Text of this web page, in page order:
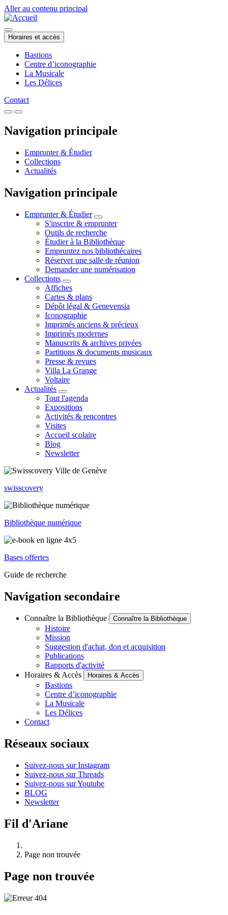
Aller au contenu principal
Horaires et accès
Bastions
Centre d’iconographie
La Musicale
Les Délices
Contact
Navigation principale
Emprunter & Étudier
Collections
Actualités
Navigation principale
Emprunter & Étudier
S'inscrire & emprunter
Outils de recherche
Étudier à la Bibliothèque
Empruntez nos bibliothécaires
Réserver une salle de réunion
Demander une numérisation
Collections
Affiches
Cartes & plans
Dépôt légal & Genevensia
Iconographie
Imprimés anciens & précieux
Imprimés modernes
Manuscrits & archives privées
Partitions & documents musicaux
Presse & revues
Villa La Grange
Voltaire
Actualités
Tout l'agenda
Expositions
Activités & rencontres
Visites
Accueil scolaire
Blog
Newsletter
swisscovery
Bibliothèque numérique
Bases offertes
Guide de recherche
Navigation secondaire
Connaître la Bibliothèque Connaître la Bibliothèque
Histoire
Mission
Suggestion d'achat, don et acquisition
Publications
Rapports d'activité
Horaires & Accès
Horaires & Accès
Bastions
Centre d’iconographie
La Musicale
Les Délices
Contact
Réseaux sociaux
Suivez-nous sur Instagram
Suivez-nous sur Threads
Suivez-nous sur Youtube
BLOG
Newsletter
Fil d'Ariane
Page non trouvée
Page non trouvée